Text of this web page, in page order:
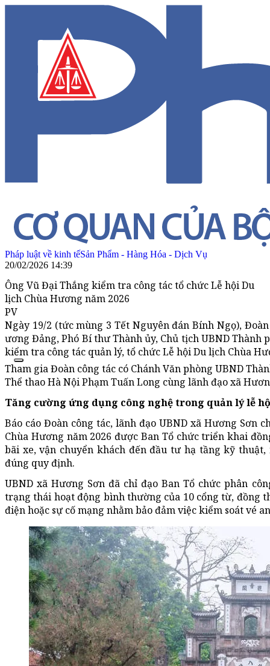
Pháp luật về kinh tếSản Phẩm - Hàng Hóa - Dịch Vụ
20/02/2026 14:39
Ông Vũ Đại Thắng kiểm tra công tác tổ chức Lễ hội Du
lịch Chùa Hương năm 2026
PV
Ngày 19/2 (tức mùng 3 Tết Nguyên đán Bính Ngọ),
ương Đảng, Phó Bí thư Thành ủy, Chủ tịch UBND
kiểm tra công tác quản lý, tổ chức Lễ hội Du lịch Chùa
Tham gia Đoàn công tác có Chánh Văn phòng UBND
Thể thao Hà Nội Phạm Tuấn Long cùng lãnh đạo xã
Tăng cường ứng dụng công nghệ trong quản lý lễ
Báo cáo Đoàn công tác, lãnh đạo UBND xã Hương Sơn
Chùa Hương năm 2026 được Ban Tổ chức triển khai
bãi xe, vận chuyển khách đến đầu tư hạ tầng kỹ
đúng quy định.
UBND xã Hương Sơn đã chỉ đạo Ban Tổ chức phân
trạng thái hoạt động bình thường của 10 cổng từ, đồng
điện hoặc sự cố mạng nhằm bảo đảm việc kiểm soát vé